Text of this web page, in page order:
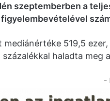
szeptemberben a
mediánértéke 519,5
százalékkal haladta meg
-